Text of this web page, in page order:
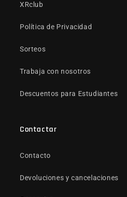
XRclub
Política de Privacidad
Sorteos
Trabaja con nosotros
Descuentos para Estudiantes
Contactar
Contacto
Devoluciones y cancelaciones